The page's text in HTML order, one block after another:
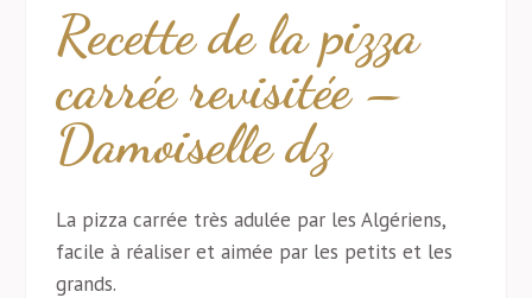
Recette de la pizza
carrée revisitée –
Damoiselle dz
La pizza carrée très adulée par les Algériens,
facile à réaliser et aimée par les petits et les
grands.